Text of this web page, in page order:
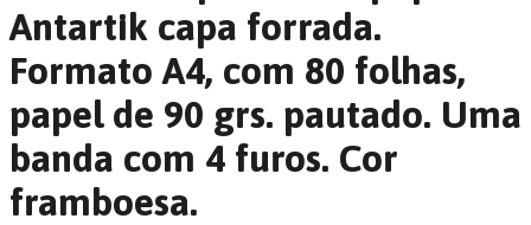
Antartik capa forrada.
Formato A4, com 80 folhas,
papel de 90 grs. pautado. Uma
banda com 4 furos. Cor
framboesa.